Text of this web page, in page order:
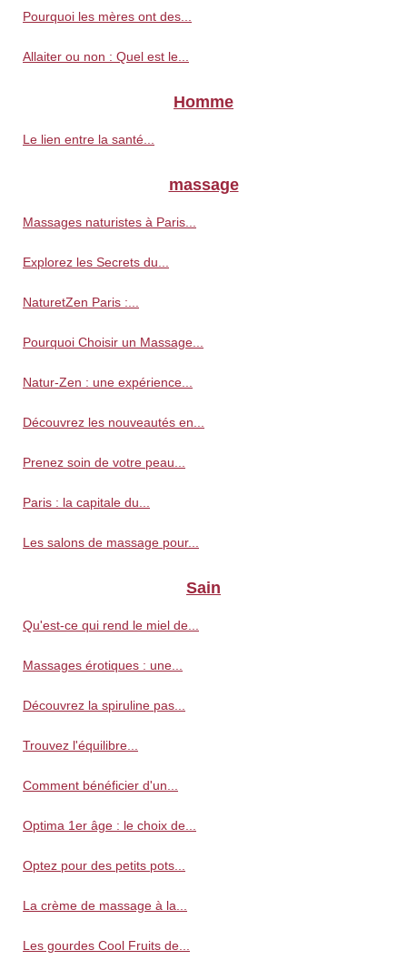
Pourquoi les mères ont des...
Allaiter ou non : Quel est le...
Homme
Le lien entre la santé...
massage
Massages naturistes à Paris...
Explorez les Secrets du...
NaturetZen Paris :...
Pourquoi Choisir un Massage...
Natur-Zen : une expérience...
Découvrez les nouveautés en...
Prenez soin de votre peau...
Paris : la capitale du...
Les salons de massage pour...
Sain
Qu'est-ce qui rend le miel de...
Massages érotiques : une...
Découvrez la spiruline pas...
Trouvez l'équilibre...
Comment bénéficier d'un...
Optima 1er âge : le choix de...
Optez pour des petits pots...
La crème de massage à la...
Les gourdes Cool Fruits de...